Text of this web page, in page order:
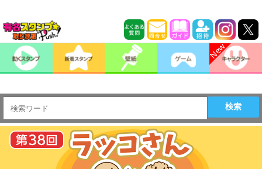
検索